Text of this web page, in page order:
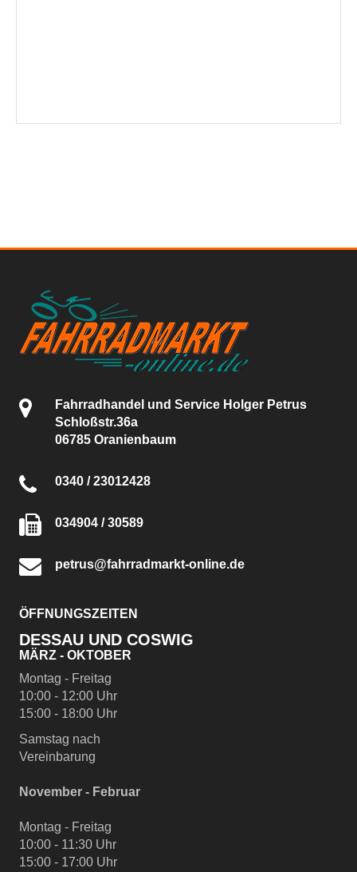
Fahrradhandel und Service Holger Petrus
Schloßstr.36a
06785 Oranienbaum
0340 / 23012428
034904 / 30589
petrus@fahrradmarkt-online.de
ÖFFNUNGSZEITEN
DESSAU UND COSWIG
MÄRZ - OKTOBER
Montag - Freitag
10:00 - 12:00 Uhr
15:00 - 18:00 Uhr
Samstag nach
Vereinbarung
November - Februar
Montag - Freitag
10:00 - 11:30 Uhr
15:00 - 17:00 Uhr